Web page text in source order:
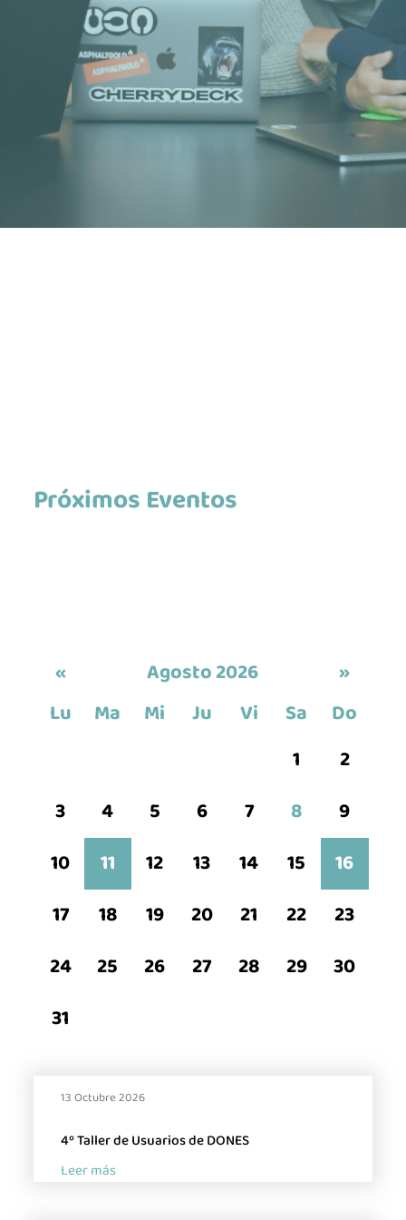
La industria de la Ciencia
La Asociación
Agenda
Próximos Eventos
« Agosto 2026
»
Lu
Ma Mi Ju Vi Sa
Do
1
2
3
4 5 6 7 8
9
10
11 12 13 14 15
16
17
18 19 20 21 22
23
24
25 26 27 28 29
30
31
4️º Taller de Usuarios de DONES
13 Octubre 2026
Leer más